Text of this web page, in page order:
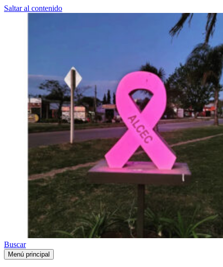
Saltar al contenido
Buscar
Menú principal